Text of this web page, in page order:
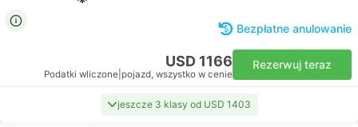
Bezpłatne anulowanie
USD 1166
Podatki wliczone pojazd, wszystko w cenie
Rezerwuj teraz
jeszcze 3 klasy od USD 1403